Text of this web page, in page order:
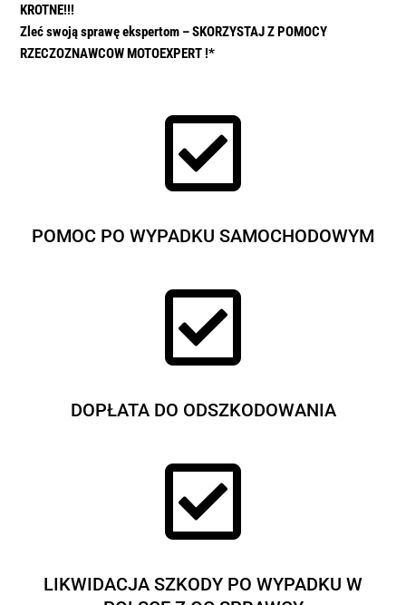
KROTNE!!!
Zleć swoją sprawę ekspertom – SKORZYSTAJ Z POMOCY
RZECZOZNAWCOW MOTOEXPERT !*

POMOC PO WYPADKU SAMOCHODOWYM

DOPŁATA DO ODSZKODOWANIA

LIKWIDACJA SZKODY PO WYPADKU W